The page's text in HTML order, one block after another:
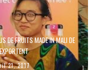
DE FRUITS MADE IN MALI DE
21, 2017